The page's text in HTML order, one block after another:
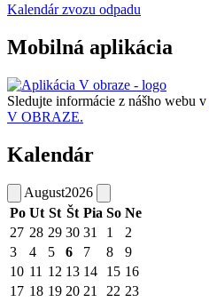
Kalendár zvozu odpadu
Mobilná aplikácia
Sledujte informácie z nášho webu v
V OBRAZE.
Kalendár
August2026
Po Ut St Št Pia So Ne
27 28 29 30 31 1
2
3
4 5 6 7 8
9
10 11 12 13 14 15 16
17 18 19 20 21 22 23